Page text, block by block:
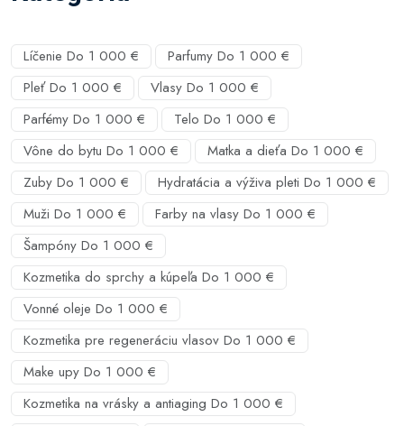
Líčenie Do 1 000 €
Parfumy Do 1 000 €
Pleť Do 1 000 €
Vlasy Do 1 000 €
Parfémy Do 1 000 €
Telo Do 1 000 €
Vône do bytu Do 1 000 €
Matka a dieťa Do 1 000 €
Zuby Do 1 000 €
Hydratácia a výživa pleti Do 1 000 €
Muži Do 1 000 €
Farby na vlasy Do 1 000 €
Šampóny Do 1 000 €
Kozmetika do sprchy a kúpeľa Do 1 000 €
Vonné oleje Do 1 000 €
Kozmetika pre regeneráciu vlasov Do 1 000 €
Make upy Do 1 000 €
Kozmetika na vrásky a antiaging Do 1 000 €